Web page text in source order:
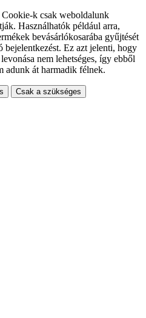
Cookie-k csak weboldalunk
Használhatók például arra,
bevásárlókosarába gyűjtését
Ez azt jelenti, hogy
nem lehetséges, így ebből
adunk át harmadik félnek.
Csak a szükséges